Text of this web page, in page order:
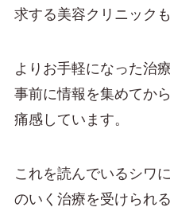
求する美容クリニック
よりお手軽になった治
事前に情報を集めてか
痛感しています。
これを読んでいるシワ
のいく治療を受けられ